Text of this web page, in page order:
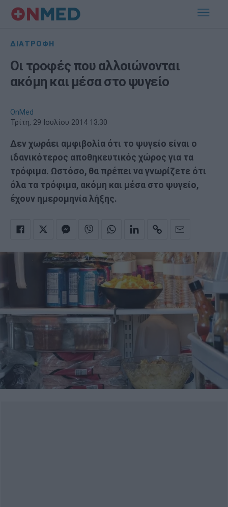
ΔΙΑΤΡΟΦΗ
Οι τροφές που αλλοιώνονται
ακόμη και μέσα στο ψυγείο
OnMed
Τρίτη, 29 Ιουλίου 2014 13:30
Δεν χωράει αμφιβολία ότι το ψυγείο είναι ο
ιδανικότερος αποθηκευτικός χώρος για τα
τρόφιμα. Ωστόσο, θα πρέπει να γνωρίζετε ότι
όλα τα τρόφιμα, ακόμη και μέσα στο ψυγείο,
έχουν ημερομηνία λήξης.